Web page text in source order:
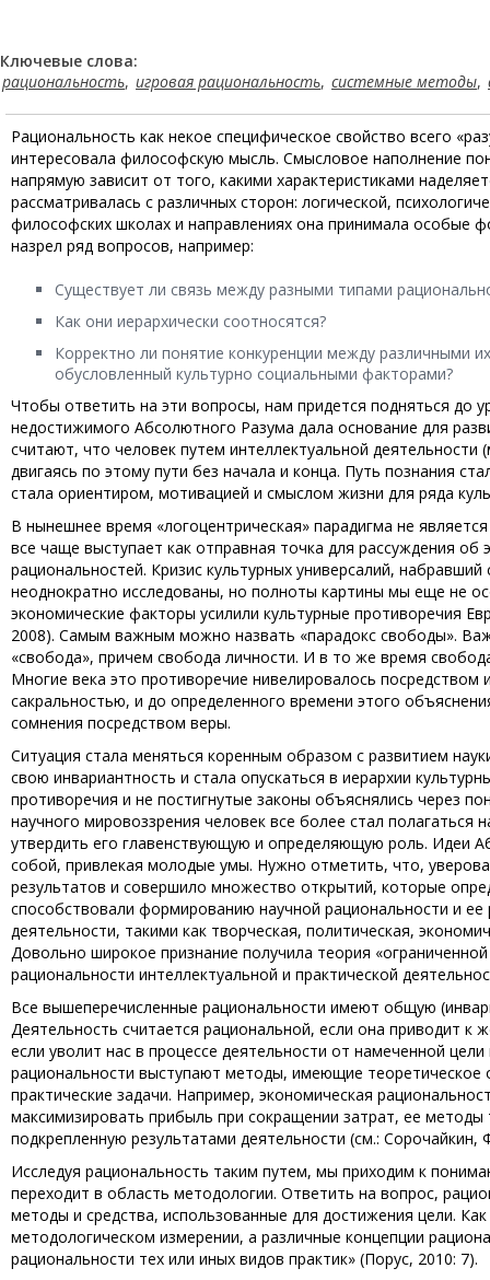
Ключевые слова:
рациональность, игровая рациональность, системные методы,
Рациональность как некое специфическое свойство всего
интересовала философскую мысль. Смысловое наполнение
напрямую зависит от того, какими характеристиками
рассматривалась с различных сторон: логической,
философских школах и направлениях она принимала особые
назрел ряд вопросов, например:
Существует ли связь между разными типами
Как они иерархически соотносятся?
Корректно ли понятие конкуренции между различными
обусловленный культурно социальными факторами?
Чтобы ответить на эти вопросы, нам придется подняться до
недостижимого Абсолютного Разума дала основание для
считают, что человек путем интеллектуальной
двигаясь по этому пути без начала и конца. Путь познания
стала ориентиром, мотивацией и смыслом жизни для ряда
В нынешнее время «логоцентрическая» парадигма не
все чаще выступает как отправная точка для рассуждения
рациональностей. Кризис культурных универсалий,
неоднократно исследованы, но полноты картины мы еще не
экономические факторы усилили культурные противоречия
2008). Самым важным можно назвать «парадокс свободы».
«свобода», причем свобода личности. И в то же время
Многие века это противоречие нивелировалось
сакральностью, и до определенного времени этого
сомнения посредством веры.
Ситуация стала меняться коренным образом с развитием
свою инвариантность и стала опускаться в иерархии
противоречия и не постигнутые законы объяснялись через
научного мировоззрения человек все более стал
утвердить его главенствующую и определяющую роль. Идеи
собой, привлекая молодые умы. Нужно отметить, что,
результатов и совершило множество открытий, которые
способствовали формированию научной рациональности и
деятельности, такими как творческая, политическая,
Довольно широкое признание получила теория
рациональности интеллектуальной и практической
Все вышеперечисленные рациональности имеют общую
Деятельность считается рациональной, если она приводит
если уволит нас в процессе деятельности от намеченной
рациональности выступают методы, имеющие
практические задачи. Например, экономическая
максимизировать прибыль при сокращении затрат, ее
подкрепленную результатами деятельности (см.: Сорочайкин,
Исследуя рациональность таким путем, мы приходим к
переходит в область методологии. Ответить на вопрос,
методы и средства, использованные для достижения цели.
методологическом измерении, а различные концепции
рациональности тех или иных видов практик» (Порус, 2010: 7).